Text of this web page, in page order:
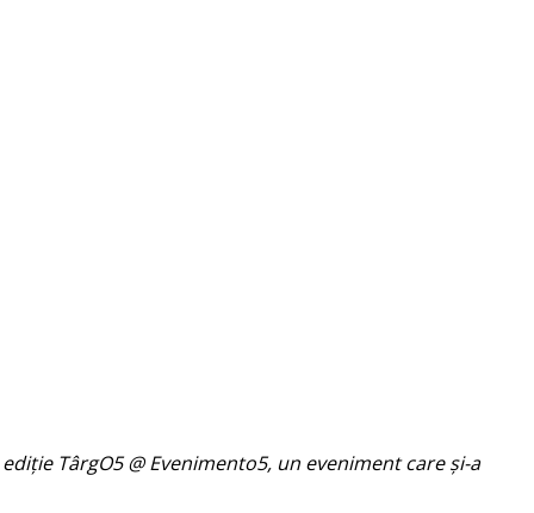
TârgO5 @ Evenimento5, un eveniment care și-a